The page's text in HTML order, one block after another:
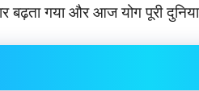
बढ़ता गया और आज योग पूरी दुनिया